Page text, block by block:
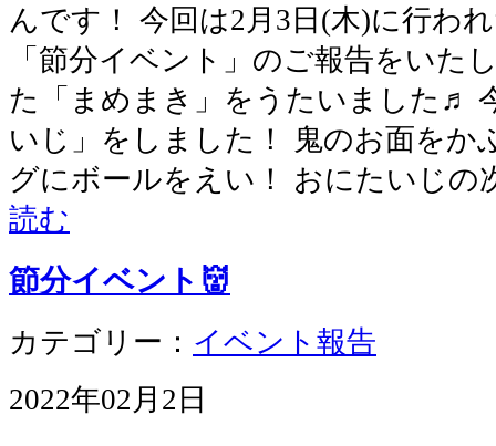
んです！ 今回は2月3日(木)に行わ
「節分イベント」のご報告をいた
た「まめまき」をうたいました♬
いじ」をしました！ 鬼のお面をか
グにボールをえい！ おにたいじ
読む
節分イベント👹
カテゴリー： イベント報告
2022年02月2日